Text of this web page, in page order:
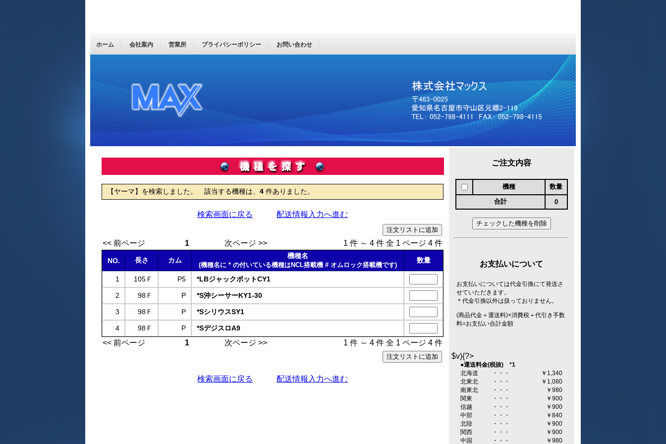
ホーム 会社案内 営業所 プライバシーポリシー お問い合わせ
ご注文内容
機種
数量
合計
0
お支払いについて
お支払いについては代金引換にて発送さ
せていただきます。
＊代金引換以外は扱っておりません。
(商品代金＋運送料)×消費税＋代引き手数
料=お支払い合計金額
$v){?>
●運送料金(税抜) *1
北海道
・・・
￥1,340
北東北
・・・
￥1,080
南東北
・・・
￥980
関東
・・・
￥900
信越
・・・
￥900
中部
・・・
￥840
北陸
・・・
￥900
関西
・・・
￥900
中国
・・・ ￥980
【ヤーマ】を検索しました。 該当する機種は、 4 件ありました。
検索画面に戻る 配送情報入力へ進む
<< 前ページ 1 次ページ >> 1 件 ～ 4 件 全 1 ページ 4 件
NO. 長さ カム
機種名
(機種名に * の付いている機種はNCL搭載機 # オムロック搭載機です)
数量
1 105Ｆ P5 *LBジャックポットCY1
2 98Ｆ P *S沖シーサーKY1-30
3 98Ｆ P *SシリウスSY1
4 98Ｆ P *SデジスロA9
<< 前ページ 1 次ページ >> 1 件 ～ 4 件 全 1 ページ 4 件
検索画面に戻る 配送情報入力へ進む